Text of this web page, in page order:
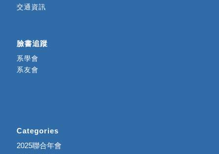
交通資訊
臉書追蹤
系學會
系友會
Categories
2025聯合年會